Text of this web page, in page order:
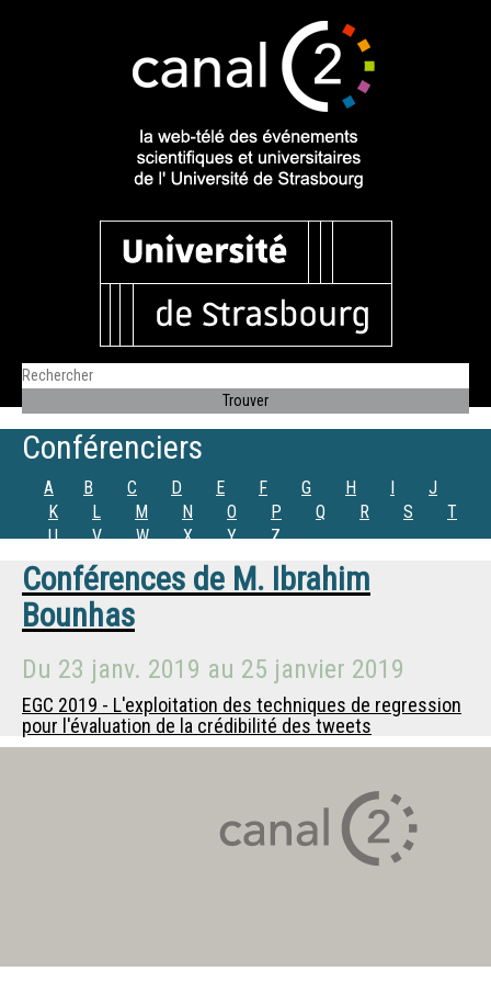
Conférenciers
A B C D E F G H I
J
K
L M N O P Q R S
T
U
V W X Y Z
Conférences de M. Ibrahim
Bounhas
Du 23 janv. 2019 au 25 janvier 2019
EGC 2019 - L'exploitation des techniques de regression
pour l'évaluation de la crédibilité des tweets